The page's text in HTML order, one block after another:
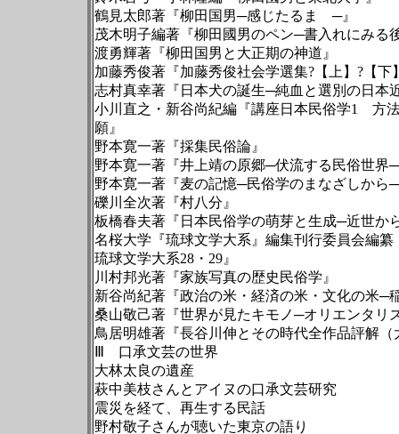
鶴見太郎著『柳田国男─感じたるまゝ─』
茂木明子編著『柳田國男のペン─書入れに
渡勇輝著『柳田国男と大正期の神道』
加藤秀俊著『加藤秀俊社会学選集?【上】
志村真幸著『日本犬の誕生─純血と選別の
小川直之・新谷尚紀編『講座日本民俗学1 方
願』
野本寛一著『採集民俗論』
野本寛一著『井上靖の原郷─伏流する民
野本寛一著『麦の記憶─民俗学のまなざ
礫川全次著『村八分』
板橋春夫著『日本民俗学の萌芽と生成─近
名桜大学『琉球文学大系』編集刊行委員会編
琉球文学大系28・29』
川村邦光著『家族写真の歴史民俗学』
新谷尚紀著『政治の米・経済の米・文化
桑山敬己著『世界が見たキモノ─オリエン
鳥居明雄著『長谷川伸とその時代全作品評
Ⅲ 口承文芸の世界
大林太良の遺産
萩中美枝さんとアイヌの口承文芸研究
震災を経て、再生する民話
野村敬子さんが聴いた東京の語り